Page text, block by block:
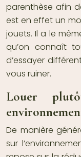
parenthèse afin
est en effet un
jouets. Il a le
qu’on connaît
d’essayer
vous ruiner.
Louer
De manière
sur